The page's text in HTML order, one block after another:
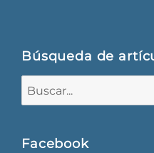
Búsqueda de
Facebook